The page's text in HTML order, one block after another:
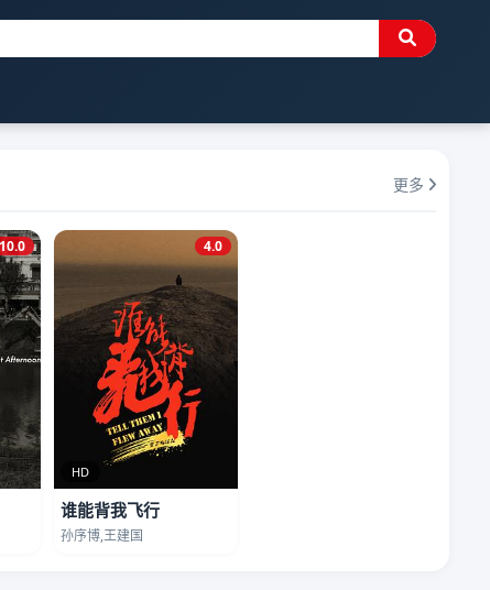
更多
10.0
HD
4.0
谁能背我飞行
孙序博,王建国